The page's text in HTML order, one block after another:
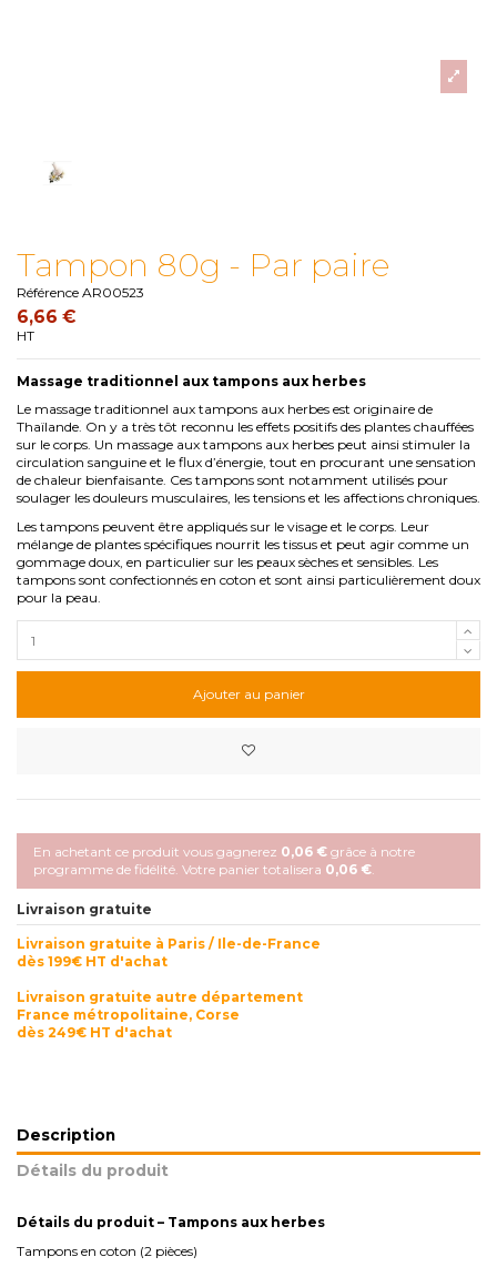
Tampon 80g - Par paire
Référence AR00523
6,66 €
HT
Massage traditionnel aux tampons aux herbes
Le massage traditionnel aux tampons aux herbes est originaire de
Thaïlande. On y a très tôt reconnu les effets positifs des plantes chauffées
sur le corps. Un massage aux tampons aux herbes peut ainsi stimuler la
circulation sanguine et le flux d’énergie, tout en procurant une sensation
de chaleur bienfaisante. Ces tampons sont notamment utilisés pour
soulager les douleurs musculaires, les tensions et les affections chroniques.
Les tampons peuvent être appliqués sur le visage et le corps. Leur
mélange de plantes spécifiques nourrit les tissus et peut agir comme un
gommage doux, en particulier sur les peaux sèches et sensibles. Les
tampons sont confectionnés en coton et sont ainsi particulièrement doux
pour la peau.
Ajouter au panier
En achetant ce produit vous gagnerez 0,06 € grâce à notre
programme de fidélité. Votre panier totalisera 0,06 €
Livraison gratuite
Livraison gratuite à Paris / Ile-de-France
dès 199€ HT d'achat
Livraison gratuite autre département
France métropolitaine, Corse
dès 249€ HT d'achat
Description
Détails du produit
Détails du produit – Tampons aux herbes
Tampons en coton (2 pièces)